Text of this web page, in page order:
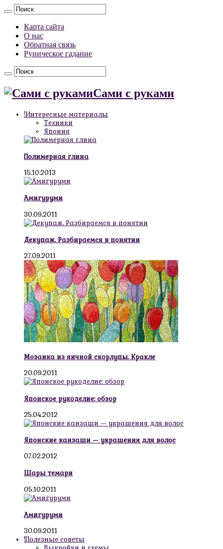
Карта сайта
О нас
Обратная связь
Руническое гадание
Сами с руками
!Интересные материалы
Техники
Япония
Полимерная глина
15.10.2013
Амигуруми
30.09.2011
Декупаж. Разбираемся в понятии
27.09.2011
Мозаика из яичной скорлупы. Кракле
20.09.2011
Японское рукоделие: обзор
25.04.2012
Японские канзаши — украшения для волос
07.02.2012
Шары темари
05.10.2011
Амигуруми
30.09.2011
!Полезные советы